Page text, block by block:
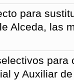
para
Alceda, las
para
y Auxiliar